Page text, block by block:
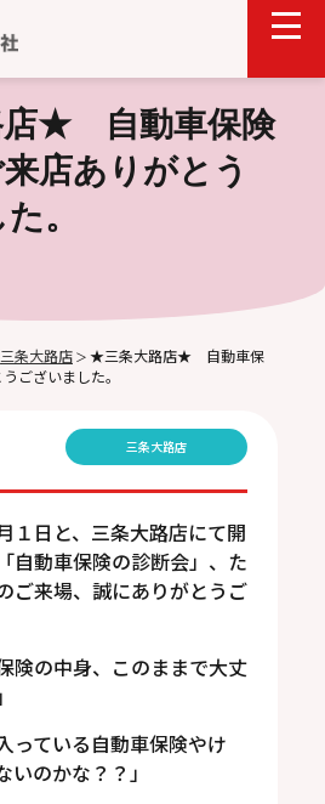
店★ 自動車保険
店ありがとう
。
三条大路店 ＞ ★三条大路店★ 自動車保
ございました。
三条大路店
１日と、三条大路店にて開
自動車保険の診断会」、た
ご来場、誠にありがとうご
険の中身、このままで大丈
っている自動車保険やけ
いのかな？？」